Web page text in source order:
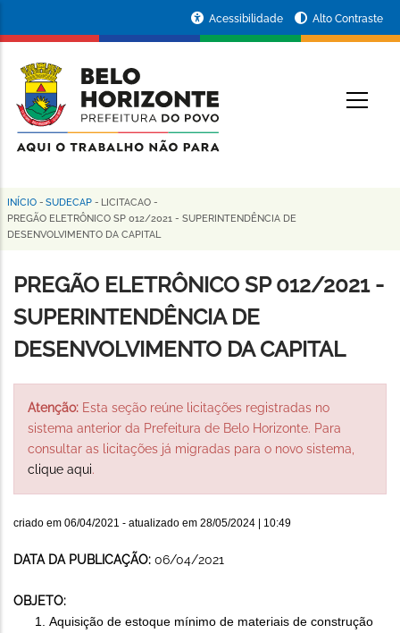
conteúdo
principal
da
Prefeitura
de
Horizonte
Acessibilidade Alto Contraste
Trilha
de
navegação
INÍCIO - SUDECAP - LICITACAO -
PREGÃO ELETRÔNICO SP 012/2021 - SUPERINTENDÊNCIA DE
DESENVOLVIMENTO DA CAPITAL
PREGÃO ELETRÔNICO SP 012/2021 -
SUPERINTENDÊNCIA DE
DESENVOLVIMENTO DA CAPITAL
Atenção: Esta seção reúne licitações registradas no
sistema anterior da Prefeitura de Belo Horizonte. Para
consultar as licitações já migradas para o novo sistema,
clique aqui.
criado em 06/04/2021 - atualizado em 28/05/2024 | 10:49
DATA DA PUBLICAÇÃO: 06/04/2021
OBJETO:
Aquisição de estoque mínimo de materiais de construção